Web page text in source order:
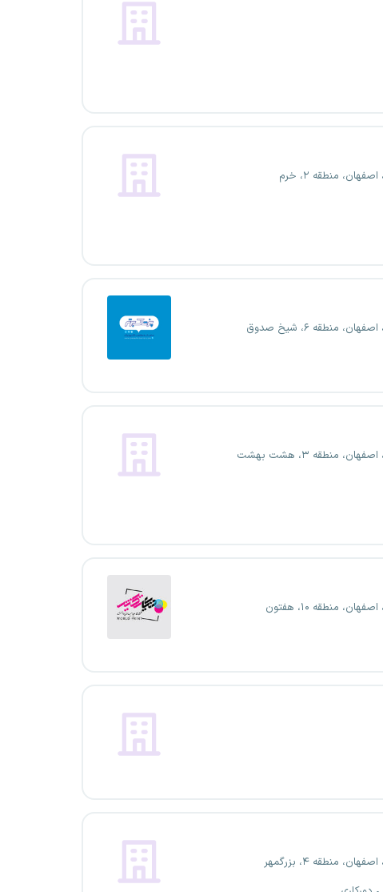
اصفهان، منطقه ۲، خرم
اصفهان، منطقه ۶، شیخ صدوق
اصفهان، منطقه ۳، هشت بهشت
اصفهان، منطقه ۱۰، هفتون
اصفهان، منطقه ۴، بزرگمهر